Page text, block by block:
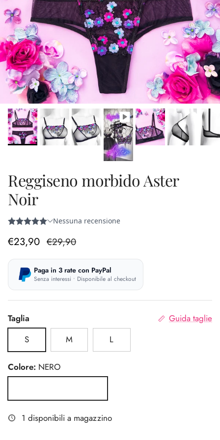
Reggiseno morbido Aster
Noir
Prezzo di vendita
€23,90 Prezzo normale
€29,90
Paga in 3 rate con PayPal
Senza interessi • Disponibile al checkout
Taglia
Guida taglie
S
M L
Colore: NERO
1 disponibili a magazzino